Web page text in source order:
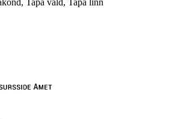
Tapa vald, Tapa linn